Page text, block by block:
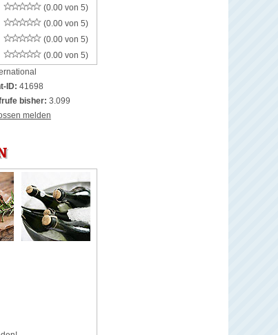
(0.00 von 5)
(0.00 von 5)
(0.00 von 5)
(0.00 von 5)
ID: 41698
bisher: 3.099
melden